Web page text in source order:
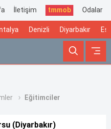
İletişim tmmob Odalar
Denizli Diyarbakır
Eğitimciler
(Diyarbakır)